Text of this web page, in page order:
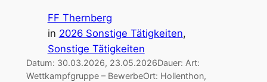
FF Thernberg
in 2026 Sonstige Tätigkeiten
Sonstige Tätigkeiten
Datum: 30.03.2026, 23.05.2026Dauer: Art:
Wettkampfgruppe – BewerbeOrt: Hollenthon,